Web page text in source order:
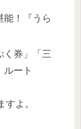
能！『うら
く券」「三
ルート
よ。